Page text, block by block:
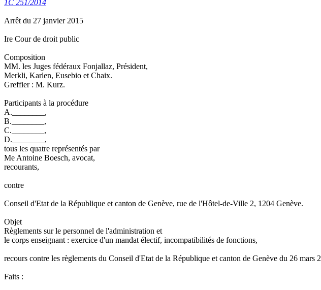
1C 251/2014
Arrêt du 27 janvier 2015
Ire Cour de droit public
Composition
MM. les Juges fédéraux Fonjallaz, Président,
Merkli, Karlen, Eusebio et Chaix.
Greffier : M. Kurz.
Participants à la procédure
A.________,
B.________,
C.________,
D.________,
tous les quatre représentés par
Me Antoine Boesch, avocat,
recourants,
contre
Conseil d'Etat de la République et canton de Genève, rue de l'Hôtel-de-Ville 2, 1204 Genève.
Objet
Règlements sur le personnel de l'administration et
le corps enseignant : exercice d'un mandat électif, incompatibilités de fonctions,
recours contre les règlements du Conseil d'Etat de la République et canton de Genève du 26 mars
Faits :